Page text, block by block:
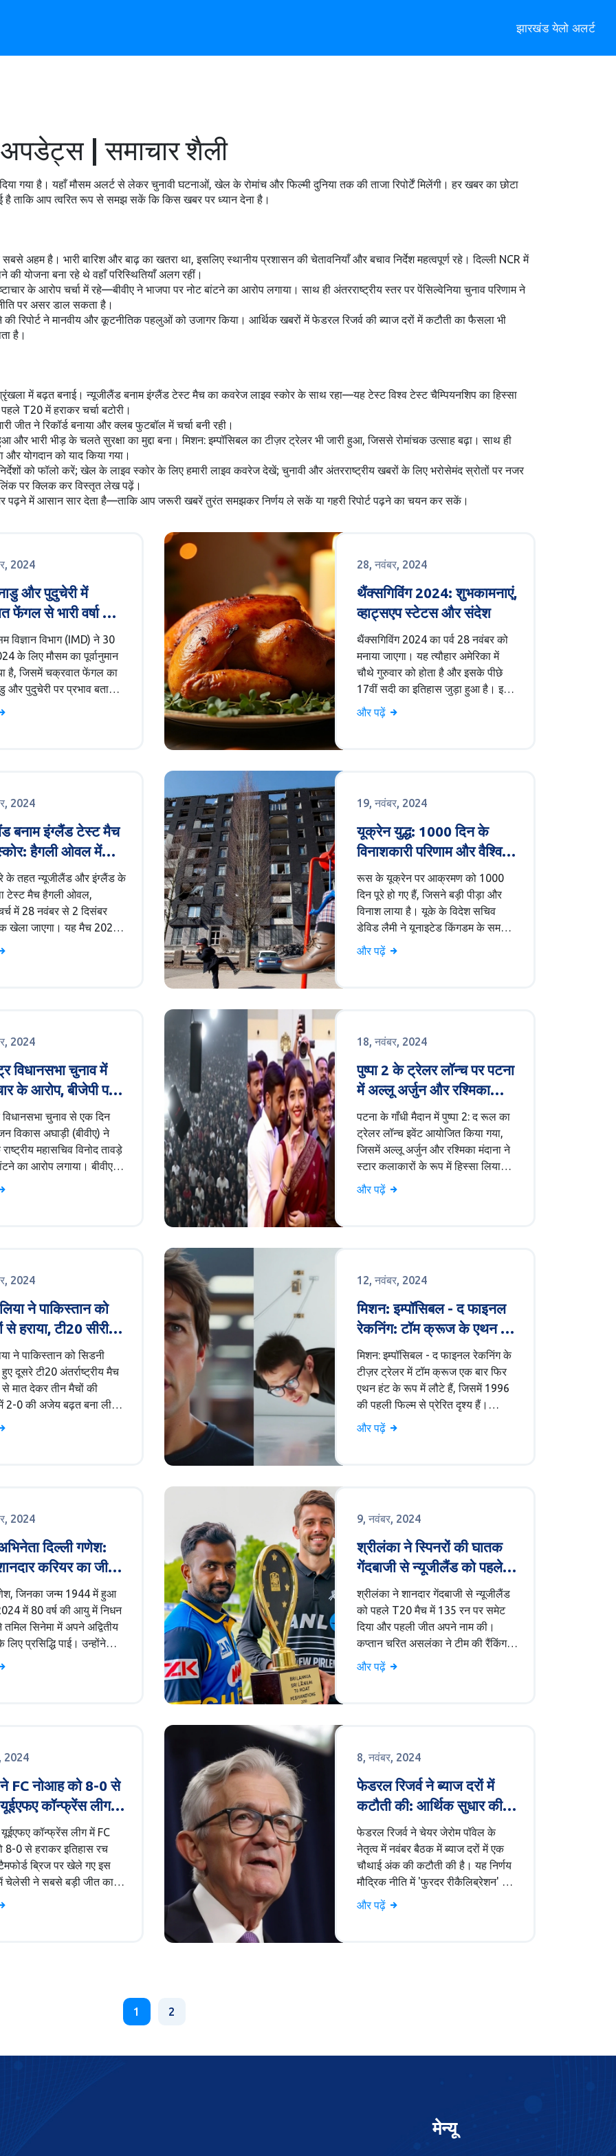
झारखंड येलो अलर्ट
| समाचार शैली
गया है। यहाँ मौसम अलर्ट से लेकर चुनावी घटनाओं, खेल के रोमांच और फिल्मी दुनिया तक की ताजा रिपोर्टें मिलेंगी। हर खबर का छोटा
है ताकि आप त्वरित रूप से समझ सकें कि किस खबर पर ध्यान देना है।
अहम है। भारी बारिश और बाढ़ का खतरा था, इसलिए स्थानीय प्रशासन की चेतावनियाँ और बचाव निर्देश महत्वपूर्ण रहे। दिल्ली NCR में
योजना बना रहे थे वहाँ परिस्थितियाँ अलग रहीं।
के आरोप चर्चा में रहे—बीवीए ने भाजपा पर नोट बांटने का आरोप लगाया। साथ ही अंतरराष्ट्रीय स्तर पर पेंसिल्वेनिया चुनाव परिणाम ने
पर असर डाल सकता है।
रिपोर्ट ने मानवीय और कूटनीतिक पहलुओं को उजागर किया। आर्थिक खबरों में फेडरल रिजर्व की ब्याज दरों में कटौती का फैसला भी
है।
में बढ़त बनाई। न्यूजीलैंड बनाम इंग्लैंड टेस्ट मैच का कवरेज लाइव स्कोर के साथ रहा—यह टेस्ट विश्व टेस्ट चैम्पियनशिप का हिस्सा
T20 में हराकर चर्चा बटोरी।
ने रिकॉर्ड बनाया और क्लब फुटबॉल में चर्चा बनी रही।
और भारी भीड़ के चलते सुरक्षा का मुद्दा बना। मिशन: इम्पॉसिबल का टीज़र ट्रेलर भी जारी हुआ, जिससे रोमांचक उत्साह बढ़ा। साथ ही
योगदान को याद किया गया।
को फॉलो करें; खेल के लाइव स्कोर के लिए हमारी लाइव कवरेज देखें; चुनावी और अंतरराष्ट्रीय खबरों के लिए भरोसेमंद स्रोतों पर नजर
लिंक पर क्लिक कर विस्तृत लेख पढ़ें।
पढ़ने में आसान सार देता है—ताकि आप जरूरी खबरें तुरंत समझकर निर्णय ले सकें या गहरी रिपोर्ट पढ़ने का चयन कर सकें।
2024
और पुदुचेरी में
फेंगल से भारी वर्षा का
NCR में साफ
विज्ञान विभाग (IMD) ने 30
के लिए मौसम का पूर्वानुमान
है, जिसमें चक्रवात फेंगल का
और पुदुचेरी पर प्रभाव बताया
दिल्ली NCR में साफ
संभावना है। चक्रवात फेंगल
28, नवंबर, 2024
थैंक्सगिविंग 2024: शुभकामनाएं,
व्हाट्सएप स्टेटस और संदेश
थैंक्सगिविंग 2024 का पर्व 28 नवंबर को
मनाया जाएगा। यह त्यौहार अमेरिका में
चौथे गुरुवार को होता है और इसके पीछे
17वीं सदी का इतिहास जुड़ा हुआ है। इस
दिन पारिवारिक जमावड़े, पारंपरिक खाने
और परेड्स के साथ रिश्तों की अहमियत
और पढ़ें
2024
बनाम इंग्लैंड टेस्ट मैच
हैगली ओवल में
रोमांच
के तहत न्यूजीलैंड और इंग्लैंड के
टेस्ट मैच हैगली ओवल,
में 28 नवंबर से 2 दिसंबर
खेला जाएगा। यह मैच 2023-
विश्व टेस्ट चैम्पियनशिप
है। इंग्लैंड टीम को जॉर्डन
19, नवंबर, 2024
यूक्रेन युद्ध: 1000 दिन के
विनाशकारी परिणाम और वैश्विक
प्रतिक्रिया
रूस के यूक्रेन पर आक्रमण को 1000
दिन पूरे हो गए हैं, जिसने बड़ी पीड़ा और
विनाश लाया है। यूके के विदेश सचिव
डेविड लैमी ने यूनाइटेड किंगडम के समर्थन
को दोहराया है, जिसमें सैन्य और गैर-सैन्य
सहायता शामिल है। युद्ध के दौरान व्यापक
कदम उठाने की अपील की है।
और पढ़ें
2024
विधानसभा चुनाव में
के आरोप, बीजेपी पर
बांटने का आरोप
विधानसभा चुनाव से एक दिन
विकास अघाड़ी (बीवीए) ने
महासचिव विनोद तावड़े
का आरोप लगाया। बीवीए
ठाकुर का आरोप है कि तावड़े ने
होटल में 5 करोड़ रुपये लेकर
18, नवंबर, 2024
पुष्पा 2 के ट्रेलर लॉन्च पर पटना
में अल्लू अर्जुन और रश्मिका
मंदाना का जबरदस्त स्वागत
पटना के गाँधी मैदान में पुष्पा 2: द रूल का
ट्रेलर लॉन्च इवेंट आयोजित किया गया,
जिसमें अल्लू अर्जुन और रश्मिका मंदाना ने
स्टार कलाकारों के रूप में हिस्सा लिया।
भारी भीड़ के चलते वातावरण में
अफरातफरी हो गई, जिसे नियंत्रित करने
और पढ़ें
2024
ने पाकिस्तान को
से हराया, टी20 सीरीज
से कब्जा
ने पाकिस्तान को सिडनी
दूसरे टी20 अंतर्राष्ट्रीय मैच
मात देकर तीन मैचों की
2-0 की अजेय बढ़त बना ली
ने पहले बल्लेबाजी करने
लिया, और टीम के कप्तान जोश
12, नवंबर, 2024
मिशन: इम्पॉसिबल - द फाइनल
रेकनिंग: टॉम क्रूज के एथन हंट
की वापसी की झलक
मिशन: इम्पॉसिबल - द फाइनल रेकनिंग के
टीज़र ट्रेलर में टॉम क्रूज एक बार फिर
एथन हंट के रूप में लौटे हैं, जिसमें 1996
की पहली फिल्म से प्रेरित दृश्य हैं।
निर्देशक क्रिस्टोफर मैकक्वैरी ने इसे एक
रोमांचक और भावनात्मक सफर का वादा
और पढ़ें
2024
दिल्ली गणेश:
करियर का जीवन
जिनका जन्म 1944 में हुआ
में 80 वर्ष की आयु में निधन
तमिल सिनेमा में अपने अद्वितीय
लिए प्रसिद्धि पाई। उन्होंने
बालाचंदर की फिल्म *पटिना
में अभिनय की शुरुआत की और
और तमिल सिनेमा में अपनी
दर्ज की।
9, नवंबर, 2024
श्रीलंका ने स्पिनरों की घातक
गेंदबाजी से न्यूजीलैंड को पहले
T20 में दी मात
श्रीलंका ने शानदार गेंदबाजी से न्यूजीलैंड
को पहले T20 मैच में 135 रन पर समेट
दिया और पहली जीत अपने नाम की।
कप्तान चरित असलंका ने टीम की रैंकिंग
शीर्ष तीन में लाने के इरादे जाहिर किए।
श्रीलंका के स्पिनरों, विशेष रूप से वानिन्दु
और पढ़ें
2024
FC नोआह को 8-0 से
यूईएफए कॉन्फ्रेंस लीग में
कॉन्फ्रेंस लीग में FC
8-0 से हराकर इतिहास रच
ब्रिज पर खेले गए इस
चेलेसी ने सबसे बड़ी जीत का
किया। कोच एनजो मारेस्का
टीम ने शानदार पेशकश की,
8, नवंबर, 2024
फेडरल रिजर्व ने ब्याज दरों में
कटौती की: आर्थिक सुधार की
दिशा में एक नई योजना
फेडरल रिजर्व ने चेयर जेरोम पॉवेल के
नेतृत्व में नवंबर बैठक में ब्याज दरों में एक
चौथाई अंक की कटौती की है। यह निर्णय
मौद्रिक नीति में 'फुरदर रीकैलिब्रेशन' के
रूप में देखा जा रहा है। आगे बढ़ने की दिशा
में अनिश्चितता को समझते हुए पॉवेल ने
और पढ़ें
1 2
मेन्यू